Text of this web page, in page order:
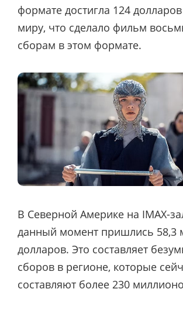
формате достигла 124
миру, что сделало фильм
сборам в этом формате.
В Северной Америке на IMAX-
данный момент пришлись 58,3
долларов. Это составляет
сборов в регионе, которые
составляют более 230